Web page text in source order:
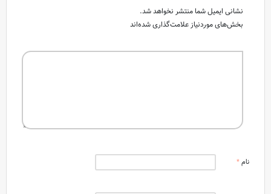
نشانی ایمیل شما منتشر نخواهد شد.
بخش‌های موردنیاز علامت‌گذاری شده‌اند
نام*